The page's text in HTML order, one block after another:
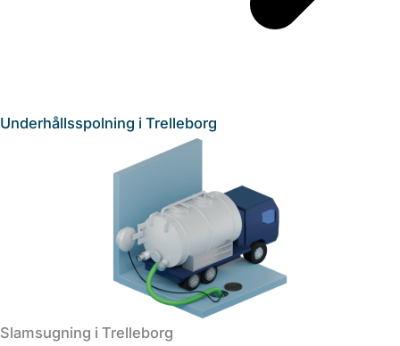
Underhållsspolning i Trelleborg
Slamsugning i Trelleborg